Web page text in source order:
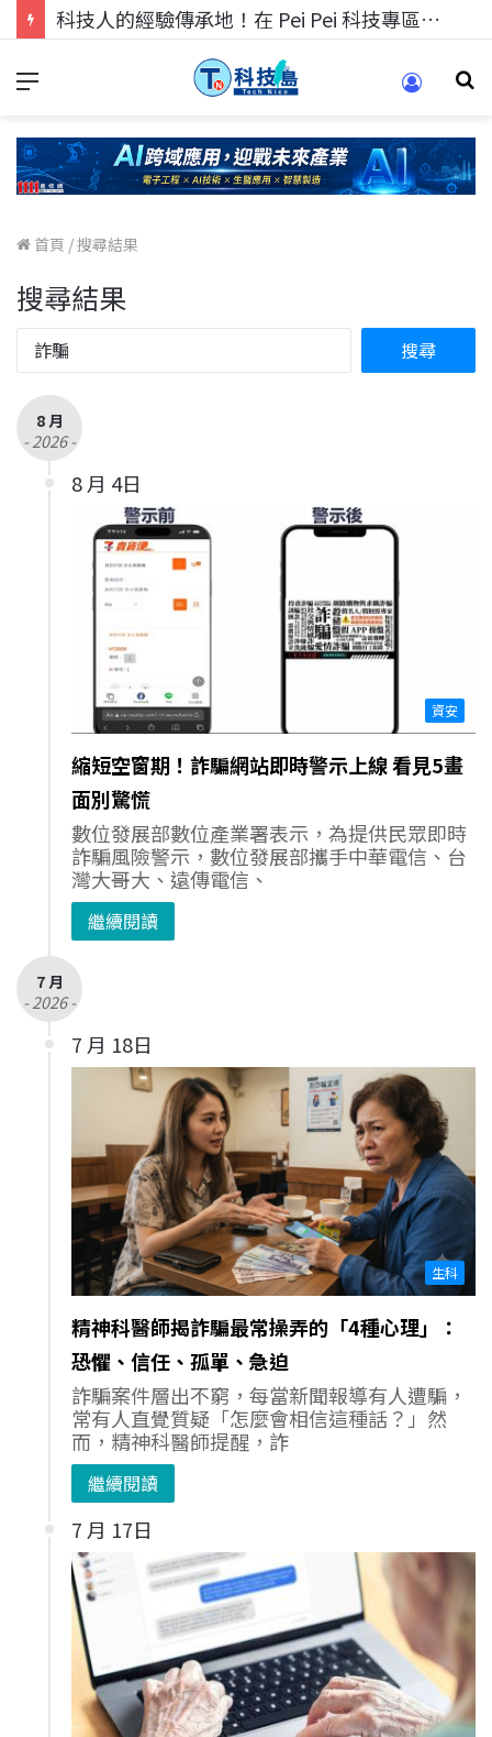
科技人的經驗傳承地！在 Pei Pei 科技專區，與學弟妹交流最硬核的技術
首頁 /搜尋結果
搜尋結果
8 月
- 2026 -
8 月 4日
資安
縮短空窗期！詐騙網站即時警示上線 看見5畫
面別驚慌
數位發展部數位產業署表示，為提供民眾即時
詐騙風險警示，數位發展部攜手中華電信、台
灣大哥大、遠傳電信、
繼續閱讀
7 月
- 2026 -
7 月 18日
生科
精神科醫師揭詐騙最常操弄的「4種心理」：
恐懼、信任、孤單、急迫
詐騙案件層出不窮，每當新聞報導有人遭騙，
常有人直覺質疑「怎麼會相信這種話？」然
而，精神科醫師提醒，詐
繼續閱讀
7 月 17日